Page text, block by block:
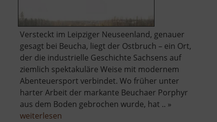
Versteckt im Leipziger Neuseenland, genauer
gesagt bei Beucha, liegt der Ostbruch – ein Ort,
der die industrielle Geschichte Sachsens auf
ziemlich spektakuläre Weise mit modernem
Abenteuersport verbindet. Wo früher unter
harter Arbeit der markante Beuchaer Porphyr
aus dem Boden gebrochen wurde, hat .. »
weiterlesen